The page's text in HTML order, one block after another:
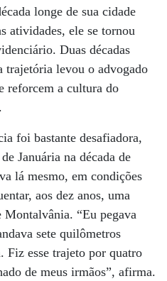
longe de sua cidade
atividades, ele se tornou
Duas décadas
trajetória levou o advogado
reforcem a cultura do
foi bastante desafiadora,
Januária na década de
lá mesmo, em condições
aos dez anos, uma
Montalvânia. “Eu pegava
sete quilômetros
Fiz esse trajeto por quatro
de meus irmãos”, afirma.